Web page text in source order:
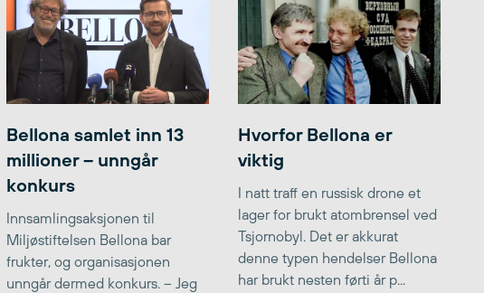
Bellona samlet inn 13
millioner – unngår
konkurs
Innsamlingsaksjonen til
Miljøstiftelsen Bellona bar
frukter, og organisasjonen
unngår dermed konkurs. – Jeg
Hvorfor Bellona er
viktig
I natt traff en russisk drone et
lager for brukt atombrensel ved
Tsjornobyl. Det er akkurat
denne typen hendelser Bellona
har brukt nesten førti år p...